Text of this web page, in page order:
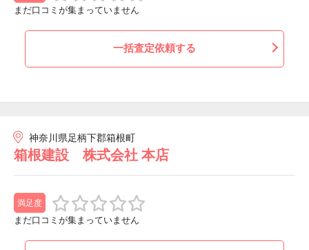
まだ口コミが集まっていません
一括査定依頼する
神奈川県足柄下郡箱根町
箱根建設 株式会社 本店
満足度
まだ口コミが集まっていません